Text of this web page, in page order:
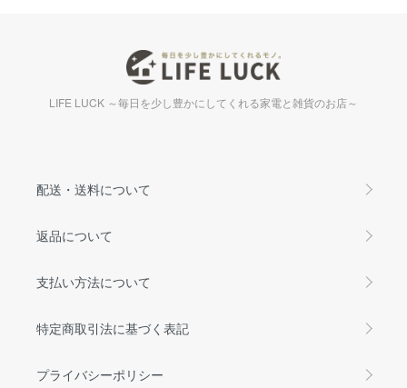
LIFE LUCK ～毎日を少し豊かにしてくれる家電と雑貨のお店～
配送・送料について
返品について
支払い方法について
特定商取引法に基づく表記
プライバシーポリシー